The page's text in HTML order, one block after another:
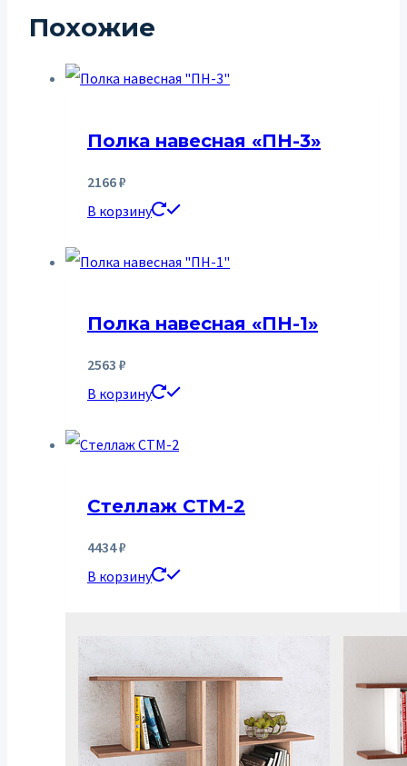
Похожие
Полка навесная «ПН-3»
2166₽
В корзину
Полка навесная «ПН-1»
2563 ₽
В корзину
Стеллаж СТМ-2
4434₽
В корзину